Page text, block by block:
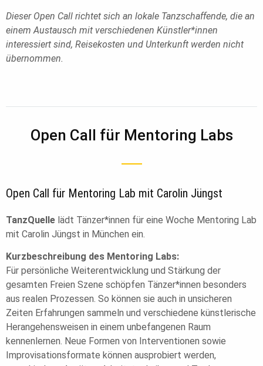
Dieser Open Call richtet sich an lokale Tanzschaffende, die an
einem Austausch mit verschiedenen Künstler*innen
interessiert sind, Reisekosten und Unterkunft werden nicht
übernommen.
Open Call für Mentoring Labs
Open Call für Mentoring Lab mit Carolin Jüngst
TanzQuelle lädt Tänzer*innen für eine Woche Mentoring Lab
mit Carolin Jüngst in München ein.
Kurzbeschreibung des Mentoring Labs:
Für persönliche Weiterentwicklung und Stärkung der
gesamten Freien Szene schöpfen Tänzer*innen besonders
aus realen Prozessen. So können sie auch in unsicheren
Zeiten Erfahrungen sammeln und verschiedene künstlerische
Herangehensweisen in einem unbefangenen Raum
kennenlernen. Neue Formen von Interventionen sowie
Improvisationsformate können ausprobiert werden,